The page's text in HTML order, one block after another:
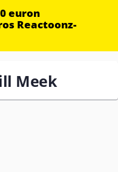
euron
Reactoonz-
Meek